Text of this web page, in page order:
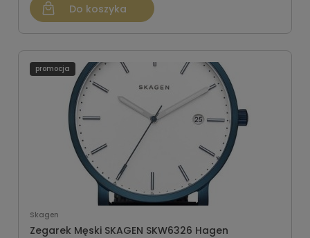
Do koszyka
Skagen
Zegarek Męski SKAGEN SKW6326 Hagen
promocja